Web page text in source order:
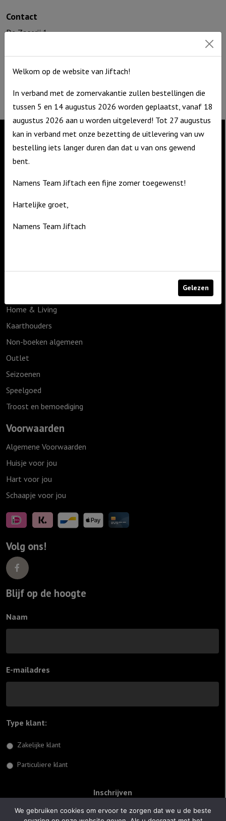
Contact
De Zagerij 1
T: 06 – 4188 1025
info@jiftach.nl
Contact
3861 NA Nijkerk
T: 06 – 4188 1025
Home & Living
Kaarthouders
Non-boeken algemeen
Outlet
Seizoenen
Speelgoed
Troost en bemoediging
Voorwaarden
Algemene Voorwaarden
Huisje voor jou
Hart voor jou
Schaapje voor jou
Volg ons!
Blijf op de hoogte
Naam
E-mailadres
Type klant:
Zakelijke klant
Particuliere klant
Welkom op de website van Jiftach!
In verband met de zomervakantie zullen bestellingen die
tussen 5 en 14 augustus 2026 worden geplaatst, vanaf 18
augustus 2026 aan u worden uitgeleverd! Tot 27 augustus
kan in verband met onze bezetting de uitlevering van uw
bestelling iets langer duren dan dat u van ons gewend
bent.
Namens Team Jiftach een fijne zomer toegewenst!
Hartelijke groet,
Namens Team Jiftach
Gelezen
We gebruiken cookies om ervoor te zorgen dat we u de beste